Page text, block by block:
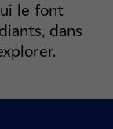
le font
dans